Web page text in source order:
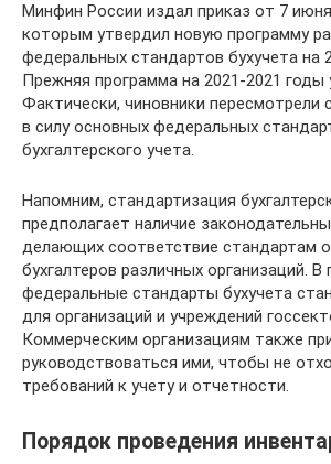
Минфин России издал приказ от 7
которым утвердил новую программу
федеральных стандартов бухучета на
Прежняя программа на 2021-2021 годы
Фактически, чиновники пересмотрели
в силу основных федеральных
бухгалтерского учета.
Напомним, стандартизация
предполагает наличие
делающих соответствие стандартам
бухгалтеров различных организаций.
федеральные стандарты бухучета
для организаций и учреждений
Коммерческим организациям также
руководствоваться ими, чтобы не
требований к учету и отчетности.
Порядок проведения